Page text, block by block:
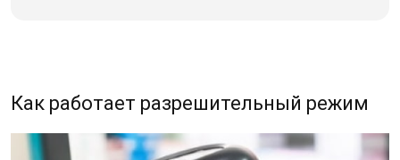
Как работает разрешительный режим